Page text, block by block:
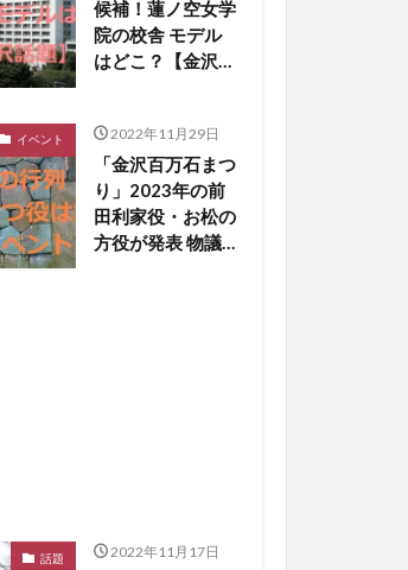
候補！蓮ノ空女学
院の校舎 モデル
はどこ？【金沢話
イベント 2022年11月29日
「金沢百万石まつ
り」2023年の前
田利家役・お松の
方役が発表 物議
話題 2022年11月17日